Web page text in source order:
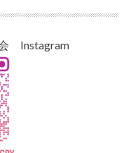
会 Instagram